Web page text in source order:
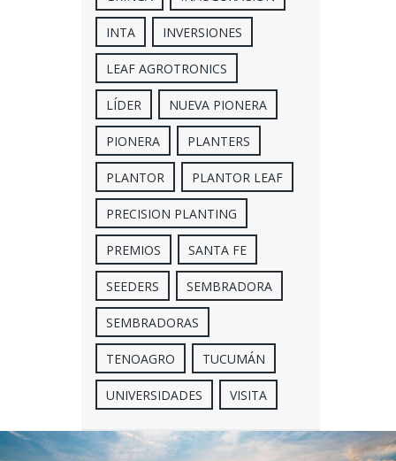
INTA INVERSIONES
LEAF AGROTRONICS
LÍDER NUEVA PIONERA
PIONERA PLANTERS
PLANTOR PLANTOR LEAF
PRECISION PLANTING
PREMIOS SANTA FE
SEEDERS SEMBRADORA
SEMBRADORAS
TENOAGRO TUCUMÁN
UNIVERSIDADES VISITA